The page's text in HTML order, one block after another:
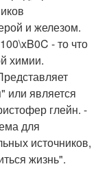
и железом.
- то что
химии.
является
глейн. -
для
источников,
жизнь".